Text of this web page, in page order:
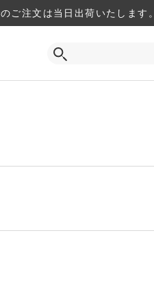
注文は当日出荷いたします。